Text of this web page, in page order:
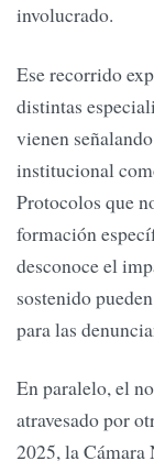
involucrado.
Ese recorrido
distintas
vienen
institucional
Protocolos que
formación
desconoce el
sostenido
para las
En paralelo, el
atravesado por
2025, la